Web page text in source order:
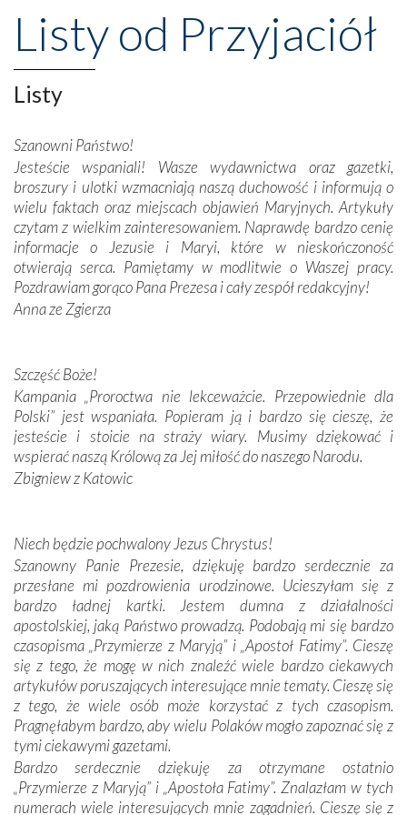
wznoszono na chwałę Bożą, na przykład – w podzięce za
Opatrznościową pomoc w wygranej bitwie o
niepodległość kraju. Zachwyt budziła potężna, a zarazem
misterna architektura tych monumentalnych dzieł,
wspaniałe zdobienia, dbałość ich twórców o detale,
budowniczych.
Podążyliśmy też śladami fatimskich wizjonerów – Łucji
dos Santos oraz świętych Hiacynty i Franciszka Marto.
Modliliśmy się przy ich grobach. Odprawiliśmy Drogę
Krzyżową w ich rodzinnych stronach, odwiedziliśmy
domy, w których żyli.
W miejscu objawień Matki Bożej zapaliliśmy świece
Podczas tej kilkudniowej wyprawy na każdym kroku
spotykaliśmy się z serdeczną otwartością
Portugalczyków. Podziwialiśmy ich ludową sztukę i
zwyczaje. Mimo że nasze kraje są od siebie bardzo
oddalone, w żaden sposób nie czuliśmy się obco.
Sprawiła to oczywiście sama Matka Boża, ale też
kulturowa bliskość biorąca swój początek w naszej
mieliśmy okazję przekonać się, że Maryja swoją opieką
otacza nie tylko nasz naród, lecz wszystkie nacje, które
się Jej ufnie oddają, a także każdą osobę, która zawierza
Jej siebie oraz swych bliskich.
Dzieje Portugalii to również historia wierności Bogu i
odstępstw, także w życiu władców. Trudne momenty w
wymiarze tak osobistym, jak i zbiorowym, przypominają o
konieczności ciągłego zabiegania o własną duszę i o łaskę
Opatrzności. Wierność przynosi pomyślność –
przynajmniej w życiu duchowym. Odstępstwo owocuje
nieszczęściem i śmiercią. Te uniwersalne prawdy
przychodziły na myśl, gdy słuchaliśmy opowieści
Listy od Przyjaciół
Listy
Szanowni Państwo!
Jesteście wspaniali! Wasze wydawnictwa oraz gazetki,
broszury i ulotki wzmacniają naszą duchowość i informują o
wielu faktach oraz miejscach objawień Maryjnych. Artykuły
czytam z wielkim zainteresowaniem. Naprawdę bardzo cenię
informacje o Jezusie i Maryi, które w nieskończoność
otwierają serca. Pamiętamy w modlitwie o Waszej pracy.
Pozdrawiam gorąco Pana Prezesa i cały zespół redakcyjny!
Anna ze Zgierza
Szczęść Boże!
Kampania „Proroctwa nie lekceważcie. Przepowiednie dla
Polski” jest wspaniała. Popieram ją i bardzo się cieszę, że
jesteście i stoicie na straży wiary. Musimy dziękować i
wspierać naszą Królową za Jej miłość do naszego Narodu.
Zbigniew z Katowic
Niech będzie pochwalony Jezus Chrystus!
Szanowny Panie Prezesie, dziękuję bardzo serdecznie za
przesłane mi pozdrowienia urodzinowe. Ucieszyłam się z
bardzo ładnej kartki. Jestem dumna z działalności
apostolskiej, jaką Państwo prowadzą. Podobają mi się bardzo
czasopisma „Przymierze z Maryją” i „Apostoł Fatimy”. Cieszę
się z tego, że mogę w nich znaleźć wiele bardzo ciekawych
artykułów poruszających interesujące mnie tematy. Cieszę się
z tego, że wiele osób może korzystać z tych czasopism.
Pragnęłabym bardzo, aby wielu Polaków mogło zapoznać się z
tymi ciekawymi gazetami.
Bardzo serdecznie dziękuję za otrzymane ostatnio
„Przymierze z Maryją” i „Apostoła Fatimy”. Znalazłam w tych
numerach wiele interesujących mnie zagadnień. Cieszę się z